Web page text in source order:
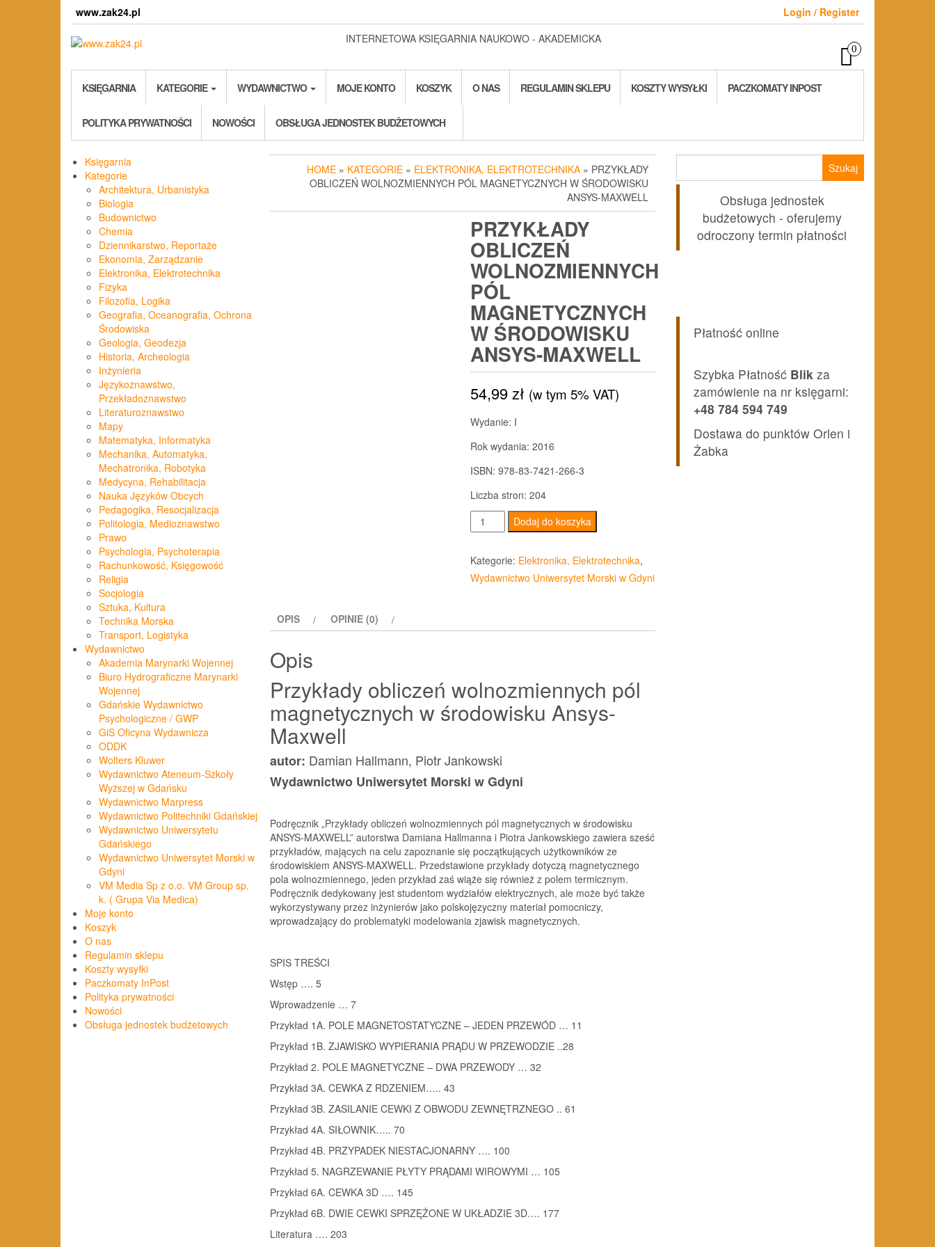
www.zak24.pl
Login / Register
INTERNETOWA KSIĘGARNIA NAUKOWO - AKADEMICKA
0
KSIĘGARNIA KATEGORIE WYDAWNICTWO MOJE KONTO KOSZYK O NAS REGULAMIN SKLEPU KOSZTY WYSYŁKI PACZKOMATY INPOST
POLITYKA PRYWATNOŚCI NOWOŚCI OBSŁUGA JEDNOSTEK BUDŻETOWYCH
Księgarnia
Kategorie
Architektura, Urbanistyka
Biologia
Budownictwo
Chemia
Dziennikarstwo, Reportaże
Ekonomia, Zarządzanie
Elektronika, Elektrotechnika
Fizyka
Filozofia, Logika
Geografia, Oceanografia, Ochrona
Środowiska
Geologia, Geodezja
Historia, Archeologia
Inżynieria
Językoznawstwo,
Przekładoznawstwo
Literaturoznawstwo
Mapy
Matematyka, Informatyka
Mechanika, Automatyka,
Mechatronika, Robotyka
Medycyna, Rehabilitacja
Nauka Języków Obcych
Pedagogika, Resocjalizacja
Politologia, Medioznawstwo
Prawo
Psychologia, Psychoterapia
Rachunkowość, Księgowość
Religia
Socjologia
Sztuka, Kultura
Technika Morska
Transport, Logistyka
Wydawnictwo
Akademia Marynarki Wojennej
Biuro Hydrograficzne Marynarki
Wojennej
Gdańskie Wydawnictwo
Psychologiczne / GWP
GiS Oficyna Wydawnicza
ODDK
Wolters Kluwer
Wydawnictwo Ateneum-Szkoły
Wyższej w Gdańsku
Wydawnictwo Marpress
Wydawnictwo Politechniki Gdańskiej
Wydawnictwo Uniwersytetu
Gdańskiego
Wydawnictwo Uniwersytet Morski w
Gdyni
VM Media Sp z o.o. VM Group sp.
k. ( Grupa Via Medica)
Moje konto
Koszyk
O nas
Regulamin sklepu
Koszty wysyłki
Paczkomaty InPost
Polityka prywatności
Nowości
Obsługa jednostek budżetowych
HOME » KATEGORIE » ELEKTRONIKA, ELEKTROTECHNIKA » PRZYKŁADY
OBLICZEŃ WOLNOZMIENNYCH PÓL MAGNETYCZNYCH W ŚRODOWISKU
ANSYS-MAXWELL
PRZYKŁADY
OBLICZEŃ
WOLNOZMIENNYCH
PÓL
MAGNETYCZNYCH
W ŚRODOWISKU
ANSYS-MAXWELL
54,99zł (w tym 5% VAT)
Wydanie: I
Rok wydania: 2016
ISBN: 978-83-7421-266-3
Liczba stron: 204
ilość
Przykłady
obliczeń
wolnozmiennych
pól
Dodaj do koszyka
Kategorie: Elektronika, Elektrotechnika,
Wydawnictwo Uniwersytet Morski w Gdyni
OPIS OPINIE (0)
Opis
Przykłady obliczeń wolnozmiennych pól
magnetycznych w środowisku Ansys-
Maxwell
autor: Damian Hallmann, Piotr Jankowski
Wydawnictwo Uniwersytet Morski w Gdyni
Podręcznik „Przykłady obliczeń wolnozmiennych pól magnetycznych w środowisku
ANSYS-MAXWELL” autorstwa Damiana Hallmanna i Piotra Jankowskiego zawiera sześć
przykładów, mających na celu zapoznanie się początkujących użytkowników ze
środowiskiem ANSYS-MAXWELL. Przedstawione przykłady dotyczą magnetycznego
pola wolnozmiennego, jeden przykład zaś wiąże się również z polem termicznym.
Podręcznik dedykowany jest studentom wydziałów elektrycznych, ale może być także
wykorzystywany przez inżynierów jako polskojęzyczny materiał pomocniczy,
wprowadzający do problematyki modelowania zjawisk magnetycznych.
SPIS TREŚCI
Wstęp …. 5
Wprowadzenie … 7
Przykład 1A. POLE MAGNETOSTATYCZNE – JEDEN PRZEWÓD … 11
Przykład 1B. ZJAWISKO WYPIERANIA PRĄDU W PRZEWODZIE ..28
Przykład 2. POLE MAGNETYCZNE – DWA PRZEWODY … 32
Przykład 3A. CEWKA Z RDZENIEM….. 43
Przykład 3B. ZASILANIE CEWKI Z OBWODU ZEWNĘTRZNEGO .. 61
Przykład 4A. SIŁOWNIK….. 70
Przykład 4B. PRZYPADEK NIESTACJONARNY …. 100
Przykład 5. NAGRZEWANIE PŁYTY PRĄDAMI WIROWYMI … 105
Przykład 6A. CEWKA 3D …. 145
Przykład 6B. DWIE CEWKI SPRZĘŻONE W UKŁADZIE 3D…. 177
Literatura …. 203
Obsługa jednostek
budżetowych - oferujemy
odroczony termin płatności
Płatność online
Szybka Płatność Blik za
zamówienie na nr księgarni:
+48 784 594 749
Dostawa do punktów Orlen i
Żabka